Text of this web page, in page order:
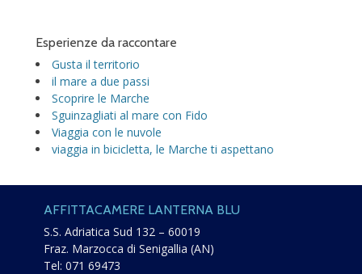
Esperienze da raccontare
Gusta il territorio
il mare a due passi
Scoprire le Marche
Sguinzagliati al mare con Fido
Viaggia con le nuvole
viaggia in bicicletta, le Marche ti aspettano
AFFITTACAMERE LANTERNA BLU
S.S. Adriatica Sud 132 – 60019
Fraz. Marzocca di Senigallia (AN)
Tel: 071 69473